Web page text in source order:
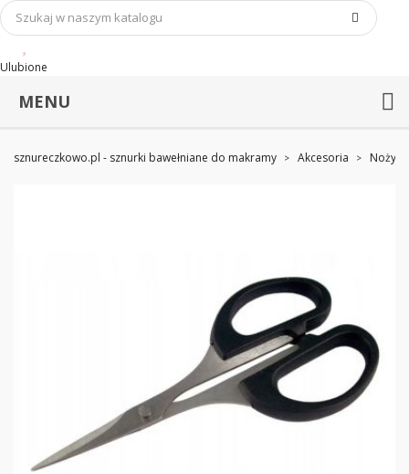
Ulubione
MENU
sznureczkowo.pl - sznurki bawełniane do makramy Akcesoria